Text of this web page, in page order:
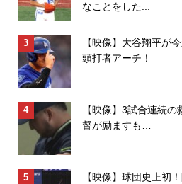
なことをした...
【映像】大谷翔平が
頭打者アーチ！
【映像】3試合連続
督が励ますも…
【映像】球団史上初